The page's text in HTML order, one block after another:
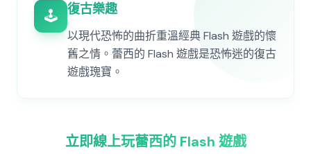
🕹️ 復古樂趣
以現代恐怖的曲折重溫經典 Flash 遊戲的懷
舊之情。蕾西的 Flash 遊戲是恐怖迷的復古
遊戲瑰寶。
立即線上玩蕾西的 Flash 遊戲